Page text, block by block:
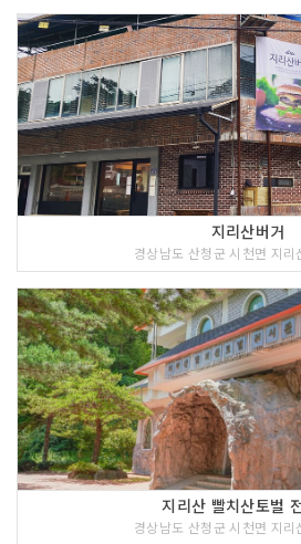
지리산버거
경상남도 산청군 시천면 지
지리산 빨치산토벌
경상남도 산청군 시천면 지